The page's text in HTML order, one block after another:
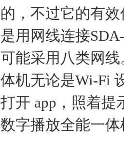
的，不过它的有
是用网线连接
可能采用八类网线
体机无论是Wi-Fi
打开 app，照着提
数字播放全能一